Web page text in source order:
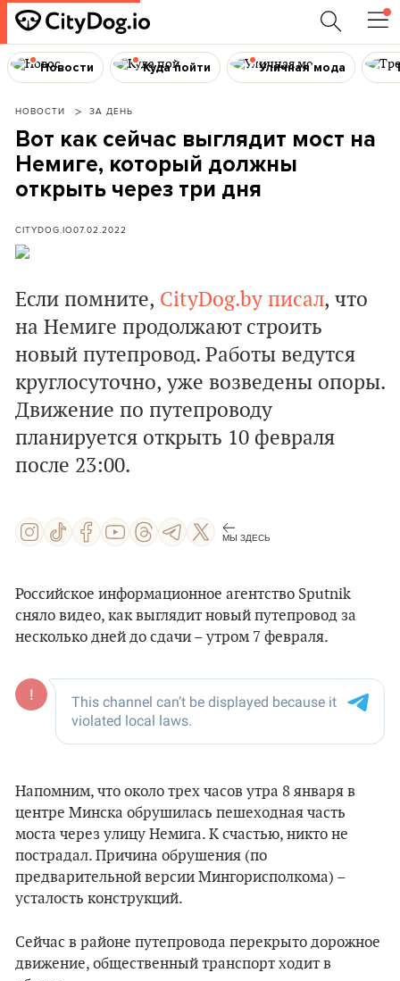
Новости Куда пойти Уличная мода
НОВОСТИ ЗА ДЕНЬ
Вот как сейчас выглядит мост на
Немиге, который должны
открыть через три дня
CITYDOG.IO07.02.2022
Если помните, CityDog.by писал, что
на Немиге продолжают строить
новый путепровод. Работы ведутся
круглосуточно, уже возведены опоры.
Движение по путепроводу
планируется открыть 10 февраля
после 23:00.
МЫ ЗДЕСЬ
Российское информационное агентство Sputnik
сняло видео, как выглядит новый путепровод за
несколько дней до сдачи – утром 7 февраля.
Напомним, что около трех часов утра 8 января в
центре Минска обрушилась пешеходная часть
моста через улицу Немига. К счастью, никто не
пострадал. Причина обрушения (по
предварительной версии Мингорисполкома) –
усталость конструкций.
Сейчас в районе путепровода перекрыто дорожное
движение, общественный транспорт ходит в